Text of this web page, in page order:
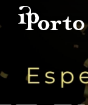
Skip to content